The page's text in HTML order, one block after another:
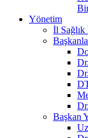
Yönetim
İl
Başkan